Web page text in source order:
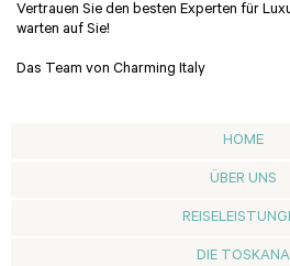
Vertrauen Sie den besten Experten für
warten auf Sie!
Das Team von Charming Italy
HOME
ÜBER UNS
DIE TOSKANA